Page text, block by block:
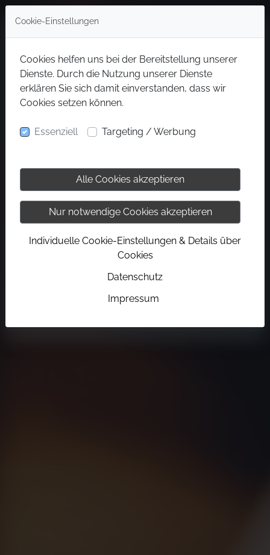
Cookie-Einstellungen
Cookies helfen uns bei der Bereitstellung unserer
Dienste. Durch die Nutzung unserer Dienste
erklären Sie sich damit einverstanden, dass wir
Cookies setzen können.
Essenziell Targeting / Werbung
Alle Cookies akzeptieren
Nur notwendige Cookies akzeptieren
Individuelle Cookie-Einstellungen & Details über
Cookies
Datenschutz
Impressum